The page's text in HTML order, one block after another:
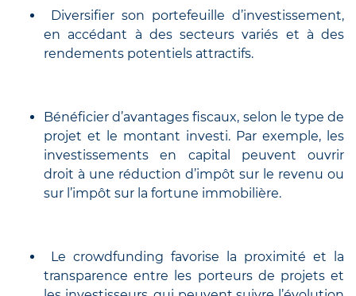
Diversifier son portefeuille d’investissement,
en accédant à des secteurs variés et à des
rendements potentiels attractifs.
Bénéficier d’avantages fiscaux, selon le type de
projet et le montant investi. Par exemple, les
investissements en capital peuvent ouvrir
droit à une réduction d’impôt sur le revenu ou
sur l’impôt sur la fortune immobilière.
Le crowdfunding favorise la proximité et la
transparence entre les porteurs de projets et